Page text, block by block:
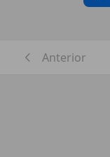
Anterior